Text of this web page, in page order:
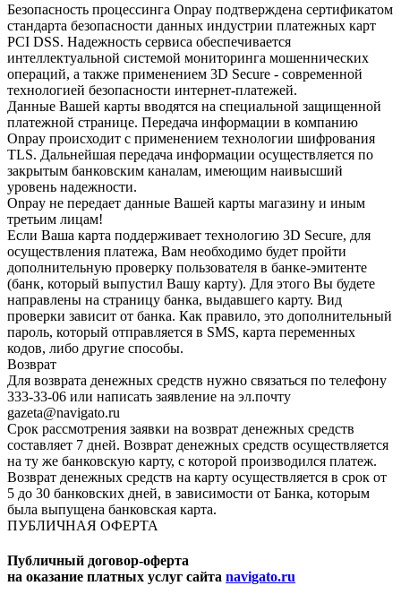
Безопасность процессинга Onpay подтверждена сертификатом
стандарта безопасности данных индустрии платежных карт
PCI DSS. Надежность сервиса обеспечивается
интеллектуальной системой мониторинга мошеннических
операций, а также применением 3D Secure - современной
технологией безопасности интернет-платежей.
Данные Вашей карты вводятся на специальной защищенной
платежной странице. Передача информации в компанию
Onpay происходит с применением технологии шифрования
TLS. Дальнейшая передача информации осуществляется по
закрытым банковским каналам, имеющим наивысший
уровень надежности.
Onpay не передает данные Вашей карты магазину и иным
третьим лицам!
Если Ваша карта поддерживает технологию 3D Secure, для
осуществления платежа, Вам необходимо будет пройти
дополнительную проверку пользователя в банке-эмитенте
(банк, который выпустил Вашу карту). Для этого Вы будете
направлены на страницу банка, выдавшего карту. Вид
проверки зависит от банка. Как правило, это дополнительный
пароль, который отправляется в SMS, карта переменных
кодов, либо другие способы.
Возврат
Для возврата денежных средств нужно связаться по телефону
333-33-06 или написать заявление на эл.почту
gazeta@navigato.ru
Срок рассмотрения заявки на возврат денежных средств
составляет 7 дней. Возврат денежных средств осуществляется
на ту же банковскую карту, с которой производился платеж.
Возврат денежных средств на карту осуществляется в срок от
5 до 30 банковских дней, в зависимости от Банка, которым
была выпущена банковская карта.
ПУБЛИЧНАЯ ОФЕРТА
Публичный договор-оферта
на оказание платных услуг сайта navigato.ru